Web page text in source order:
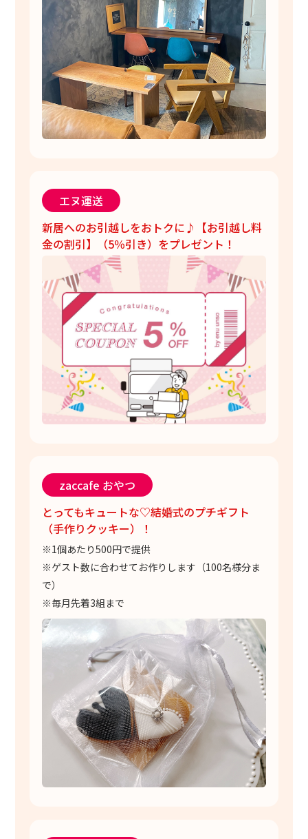
エヌ運送
新居へのお引越しをおトクに♪【お引越し料
金の割引】（5％引き）をプレゼント！
zaccafe おやつ
とってもキュートな♡結婚式のプチギフト
（手作りクッキー）！
※1個あたり500円で提供
※ゲスト数に合わせてお作りします（100名様分ま
で）
※毎月先着3組まで